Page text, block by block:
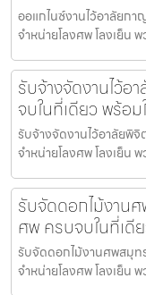
ออแกไนซ์งานไว้อาลัยก
จำหน่ายโลงศพ โลงเย็น
รับจ้างจัดงานไว้
จบในที่เดียว พร้อ
รับจ้างจัดงานไว้อาลัยพิ
จำหน่ายโลงศพ โลงเย็น
รับจัดดอกไม้งาน
ศพ ครบจบในที่เดี
รับจัดดอกไม้งานศพสมุ
จำหน่ายโลงศพ โลงเย็น